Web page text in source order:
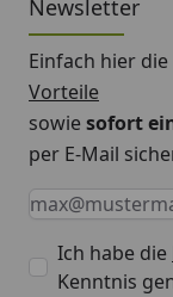
Newsletter
Einfach hier
Vorteile
sowiesofort
per E-Mail
Keine Eingabe
Eingabe
E-Mail *
Ich habe die
Kenntnis